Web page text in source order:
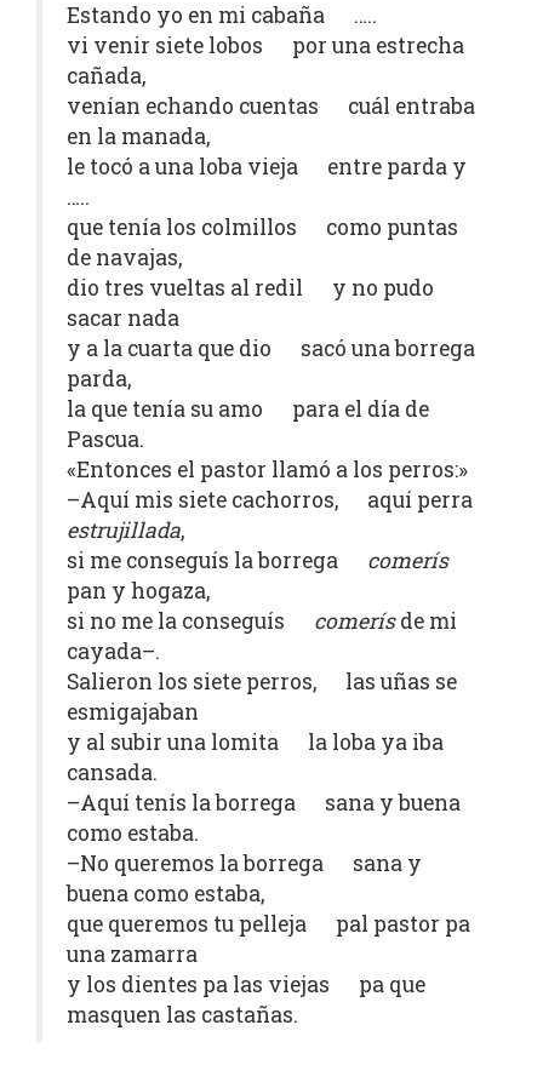
Estando yo en mi cabaña …..
vi venir siete lobos por una estrecha
cañada,
venían echando cuentas cuál entraba
en la manada,
le tocó a una loba vieja entre parda y
…..
que tenía los colmillos como puntas
de navajas,
dio tres vueltas al redil y no pudo
sacar nada
y a la cuarta que dio sacó una borrega
parda,
la que tenía su amo para el día de
Pascua.
«Entonces el pastor llamó a los perros:»
–Aquí mis siete cachorros, aquí perra
estrujillada,
si me conseguís la borrega comerís
pan y hogaza,
si no me la conseguís comerísde mi
cayada–.
Salieron los siete perros, las uñas se
esmigajaban
y al subir una lomita la loba ya iba
cansada.
–Aquí tenís la borrega sana y buena
como estaba.
–No queremos la borrega sana y
buena como estaba,
que queremos tu pelleja pal pastor pa
una zamarra
y los dientes pa las viejas pa que
masquen las castañas.